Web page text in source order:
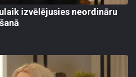
izvēlējusies neordināru